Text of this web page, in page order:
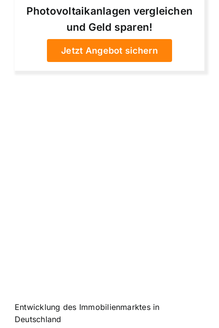
Photovoltaikanlagen vergleichen
und Geld sparen!
Jetzt Angebot sichern
Entwicklung des Immobilienmarktes in
Deutschland